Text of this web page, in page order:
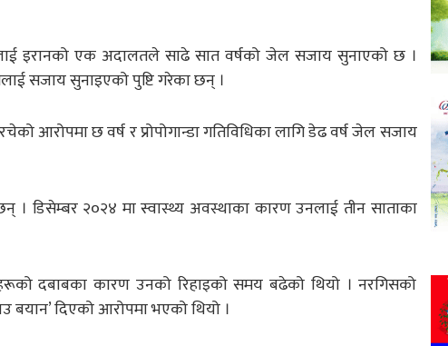
इरानको एक अदालतले साढे सात वर्षको जेल सजाय सुनाएको छ ।
सजाय सुनाइएको पुष्टि गरेका छन् ।
आरोपमा छ वर्ष र प्रोपोगान्डा गतिविधिका लागि डेढ वर्ष जेल सजाय
डिसेम्बर २०२४ मा स्वास्थ्य अवस्थाका कारण उनलाई तीन साताका
दबाबका कारण उनको रिहाइको समय बढेको थियो । नरगिसको
बयान’ दिएको आरोपमा भएको थियो ।